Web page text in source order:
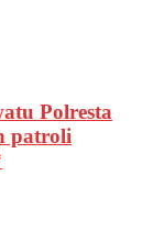
Polresta
patroli